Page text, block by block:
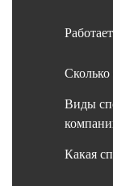
Сколько
Виды
Какая